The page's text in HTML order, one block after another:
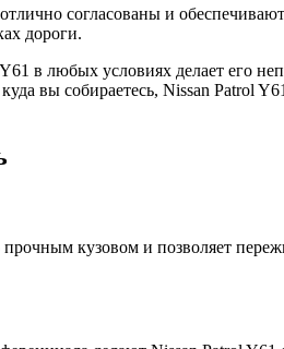
согласованы и
дороги.
в любых условиях делает его
вы собираетесь, Nissan Patrol
кузовом и позволяет